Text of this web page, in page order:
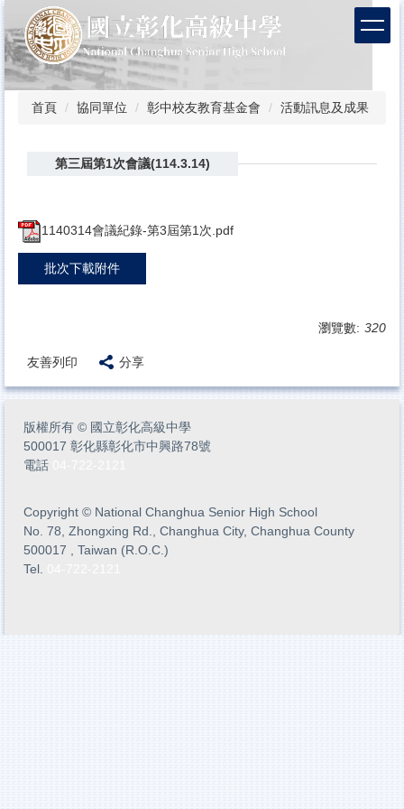
到
主
要
內
首頁 協同單位 彰中校友教育基金會 活動訊息及成果
第三屆第1次會議(114.3.14)
1140314會議紀錄-第3屆第1次.pdf
批次下載附件
瀏覽數: 320
友善列印 分享
版權所有 © 國立彰化高級中學
500017 彰化縣彰化市中興路78號
電話
Copyright © National Changhua Senior High School
No. 78, Zhongxing Rd., Changhua City, Changhua County
500017 , Taiwan (R.O.C.)
Tel.